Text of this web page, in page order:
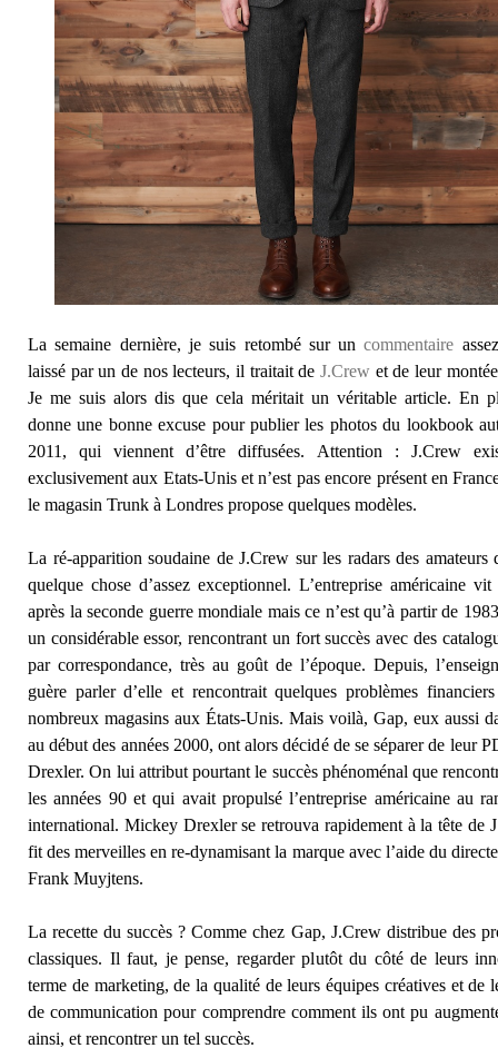
La semaine dernière, je suis retombé sur uncommentaire
laissé par un de nos lecteurs, il traitait de J.Crew et de leur
Je me suis alors dis que cela méritait un véritable article. En
donne une bonne excuse pour publier les photos du lookbook
2011, qui viennent d’être diffusées. Attention : J.Crew
exclusivement aux Etats-Unis et n’est pas encore présent en
le magasin Trunk à Londres propose quelques modèles.
La ré-apparition soudaine de J.Crew sur les radars des amateurs
quelque chose d’assez exceptionnel. L’entreprise américaine
après la seconde guerre mondiale mais ce n’est qu’à partir de
un considérable essor, rencontrant un fort succès avec des
par correspondance, très au goût de l’époque. Depuis,
guère parler d’elle et rencontrait quelques problèmes
nombreux magasins aux États-Unis. Mais voilà, Gap, eux aussi
au début des années 2000, ont alors décidé de se séparer de leur
Drexler. On lui attribut pourtant le succès phénoménal que
les années 90 et qui avait propulsé l’entreprise américaine au
international. Mickey Drexler se retrouva rapidement à la tête de
fit des merveilles en re-dynamisant la marque avec l’aide du
Frank Muyjtens .
La recette du succès ? Comme chez Gap, J.Crew distribue des
classiques. Il faut, je pense, regarder plutôt du côté de leurs
terme de marketing, de la qualité de leurs équipes créatives et de
de communication pour comprendre comment ils ont pu
ainsi, et rencontrer un tel succès.